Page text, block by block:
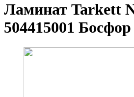
Ламинат Tarkett
504415001 Босфор